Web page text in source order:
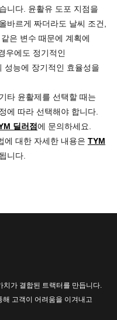
니다. 윤활유 도포 지점을
바르게 짜더라도 날씨 조건,
은 변수 때문에 계획에
우에도 정기적인
성능에 장기적인 효율성을
타 윤활제를 선택할 때는
에 따라 선택해야 합니다.
딜러점에 문의하세요.
에 대한 자세한 내용은 TYM
니다.
치가 결합된 트랙터를 만듭니다.
고객이 어려움을 이겨내고